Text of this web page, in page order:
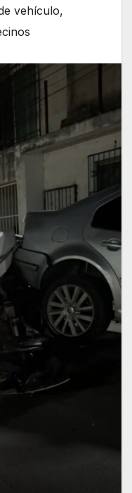
vehículo,